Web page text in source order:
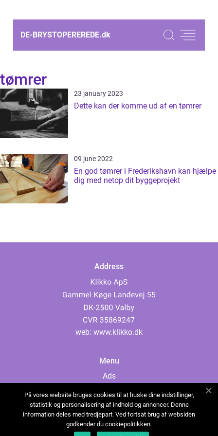
DE-BRYSTOPEREREDE.dk
tømrer
23 january 2023
Dette kan der komme ud af en tømrer
09 june 2022
En god tømrer i Frederikshavn kan hjælpe
dig med netop dit byggeprojekt
Address
web: www.klikko.dk
Menu
Ads
Cookies
Contact
Sitemap
På vores website bruges cookies til at huske dine indstillinger,
statistik og personalisering af indhold og annoncer. Denne
information deles med tredjepart. Ved fortsat brug af websiden
godkender du cookiepolitikken.